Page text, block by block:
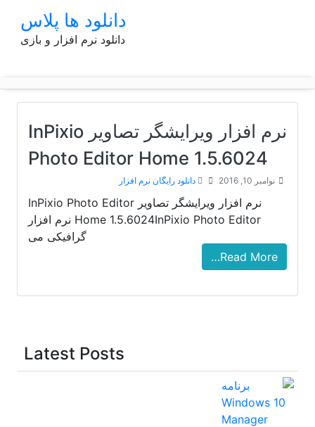
دانلود ها پلاس
دانلود نرم افزار و بازی
نرم افزار ویرایشگر تصاویر InPixio
Photo Editor Home 1.5.6024
نوامبر 10, 2016 دانلود رایگان نرم افزار
نرم افزار ویرایشگر تصاویر InPixio Photo Editor
Home 1.5.6024InPixio Photo Editor نرم افزار
گرافیکی می
Read More…
Latest Posts